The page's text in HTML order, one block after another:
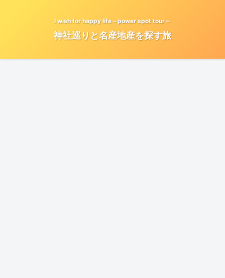
I wish for happy life～power spot tour～
神社巡りと名産地産を探す旅